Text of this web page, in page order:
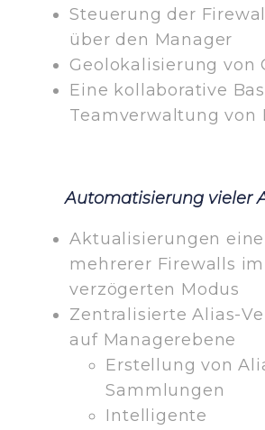
Steuerung der
über den Manager
Geolokalisierung von
Eine kollaborative
Teamverwaltung von
Automatisierung vieler
Aktualisierungen
mehrerer Firewalls
verzögerten Modus
Zentralisierte Alias-
auf Managerebene
Erstellung von
Sammlungen
Intelligente